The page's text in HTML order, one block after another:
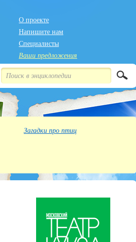
О проекте
Напишите нам
Специалисты
Ваши предложения
Загадки про птиц